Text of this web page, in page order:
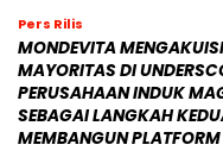
Pers Rilis
MONDEVITA
MAYORITAS DI
PERUSAHAAN INDUK
SEBAGAI LANGKAH
MEMBANGUN